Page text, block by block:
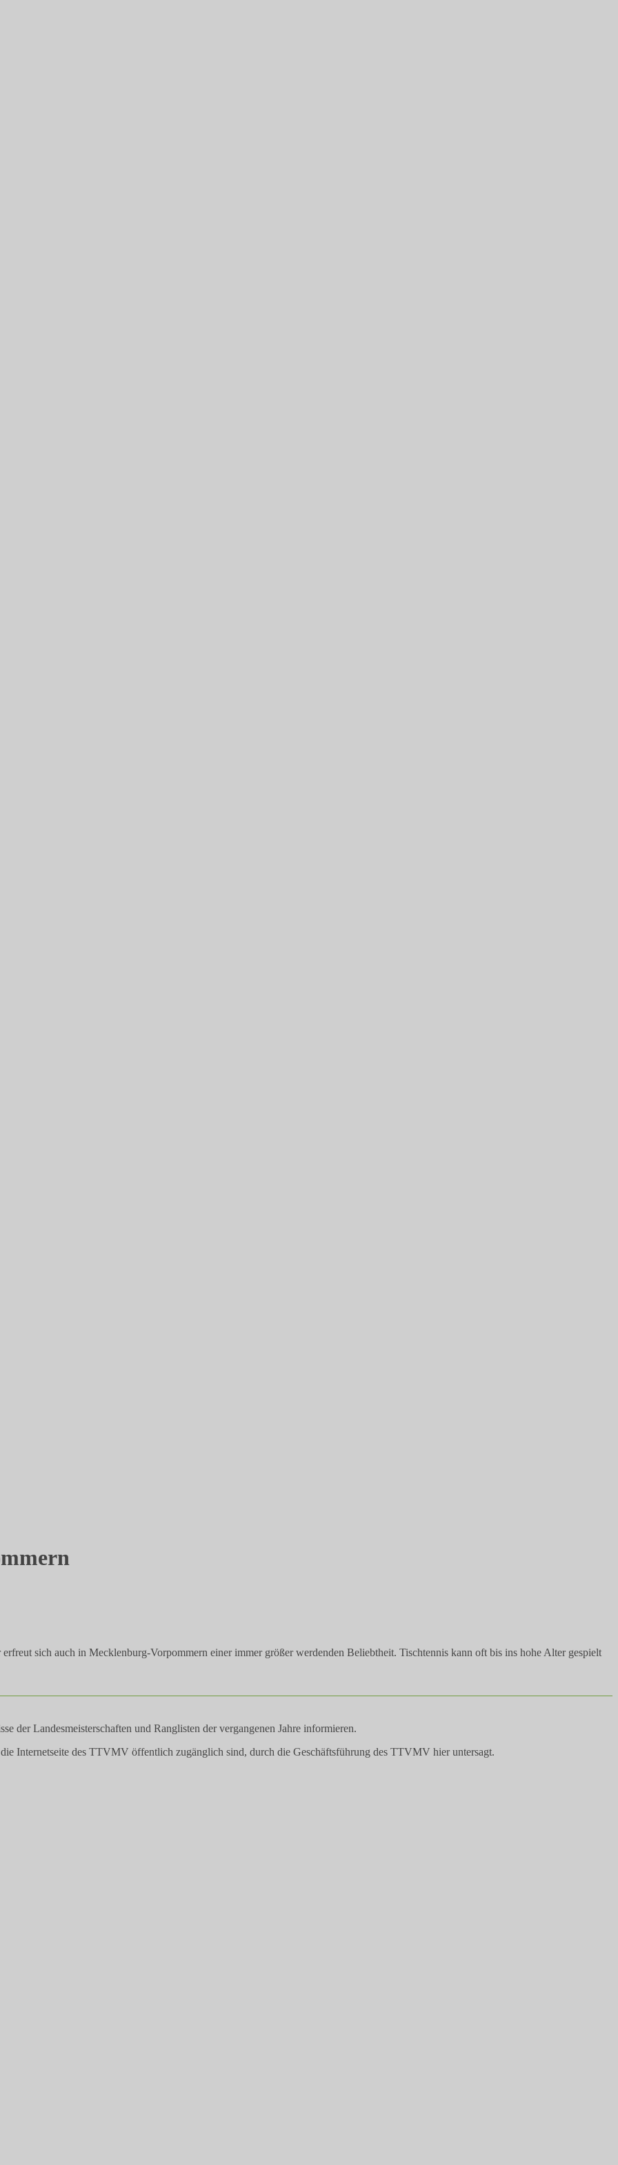
sich auch in Mecklenburg-Vorpommern einer immer größer werdenden Beliebtheit. Tischtennis kann oft bis ins hohe Alter gespielt
der Landesmeisterschaften und Ranglisten der vergangenen Jahre informieren.
Internetseite des TTVMV öffentlich zugänglich sind, durch die Geschäftsführung des TTVMV hier untersagt.